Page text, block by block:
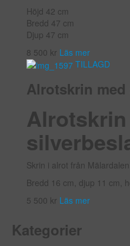
Höjd 42 cm
Bredd 47 cm
Djup 47 cm
8 500 kr Läs mer
TILLAGD
Alrotskrin
Alrotskrin
Skrin i alrot från
Bredd 16 cm, djup 11 cm,
5 500 kr Läs mer
Kategorier